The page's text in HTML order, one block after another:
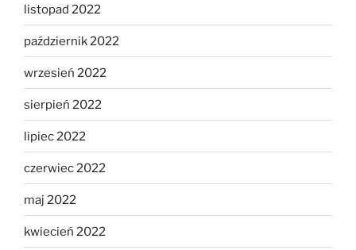
listopad 2022
październik 2022
wrzesień 2022
sierpień 2022
lipiec 2022
czerwiec 2022
maj 2022
kwiecień 2022